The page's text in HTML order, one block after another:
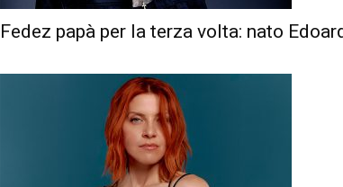
Fedez papà per la terza volta: nato